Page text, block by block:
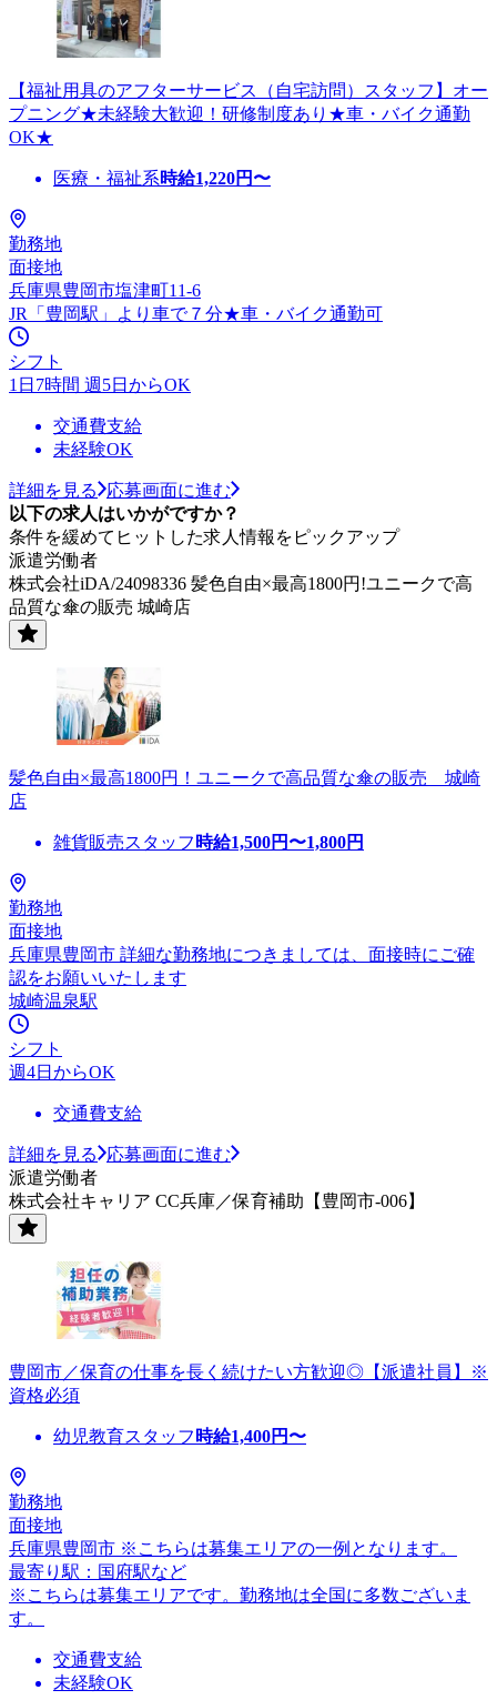
【福祉用具のアフターサービス（自宅訪問）スタッフ】オー
プニング★未経験大歓迎！研修制度あり★車・バイク通勤
OK★
医療・福祉系時給1,220円〜
勤務地
面接地
兵庫県豊岡市塩津町11-6
JR「豊岡駅」より車で７分★車・バイク通勤可
シフト
1日7時間 週5日からOK
交通費支給
未経験OK
詳細を見る
応募画面に進む
以下の求人はいかがですか？
条件を緩めてヒットした求人情報をピックアップ
派遣労働者
株式会社iDA/24098336 髪色自由×最高1800円!ユニークで高
品質な傘の販売 城崎店
髪色自由×最高1800円！ユニークで高品質な傘の販売 城崎
店
雑貨販売スタッフ 時給1,500円〜1,800円
勤務地
面接地
兵庫県豊岡市 詳細な勤務地につきましては、面接時にご確
認をお願いいたします
城崎温泉駅
シフト
週4日からOK
交通費支給
詳細を見る
応募画面に進む
派遣労働者
株式会社キャリア CC兵庫／保育補助【豊岡市-006】
豊岡市／保育の仕事を長く続けたい方歓迎◎【派遣社員】※
資格必須
幼児教育スタッフ 時給1,400円〜
勤務地
面接地
兵庫県豊岡市 ※こちらは募集エリアの一例となります。
最寄り駅：国府駅など
※こちらは募集エリアです。勤務地は全国に多数ございま
す。
交通費支給
未経験OK